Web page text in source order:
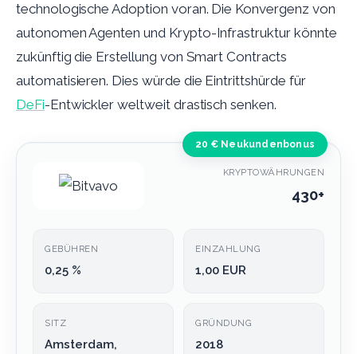
technologische Adoption voran. Die Konvergenz von
autonomen Agenten und Krypto-Infrastruktur könnte
zukünftig die Erstellung von Smart Contracts
automatisieren. Dies würde die Eintrittshürde für
DeFi-Entwickler weltweit drastisch senken.
20 € Neukundenbonus
KRYPTOWÄHRUNGEN
430+
GEBÜHREN
0,25 %
EINZAHLUNG
1,00 EUR
SITZ
Amsterdam,
GRÜNDUNG
2018